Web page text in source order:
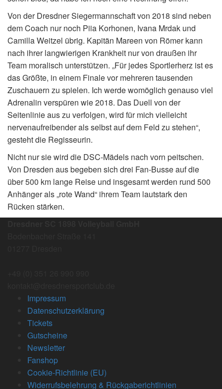
Von der Dresdner Siegermannschaft von 2018 sind neben
dem Coach nur noch Piia Korhonen, Ivana Mrdak und
Camilla Weitzel übrig. Kapitän Mareen von Römer kann
nach ihrer langwierigen Krankheit nur von draußen ihr
Team moralisch unterstützen. „Für jedes Sportlerherz ist es
das Größte, in einem Finale vor mehreren tausenden
Zuschauern zu spielen. Ich werde womöglich genauso viel
Adrenalin verspüren wie 2018. Das Duell von der
Seitenlinie aus zu verfolgen, wird für mich vielleicht
nervenaufreibender als selbst auf dem Feld zu stehen“,
gesteht die Regisseurin.
Nicht nur sie wird die DSC-Mädels nach vorn peitschen.
Von Dresden aus begeben sich drei Fan-Busse auf die
über 500 km lange Reise und insgesamt werden rund 500
Anhänger als „rote Wand“ ihrem Team lautstark den
Rücken stärken.
Impressum
Datenschutzerklärung
Tickets
Gutscheine
Newsletter
Fanshop
Cookie-Richtlinie (EU)
Widerrufsbelehrung & Rückgaberichtlinien